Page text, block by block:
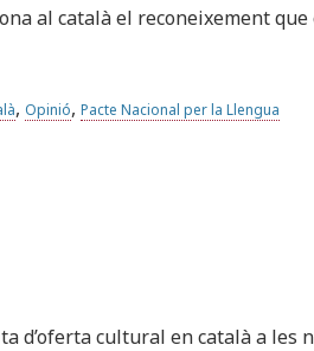
al català el reconeixement
, Opinió, Pacte Nacional per la Llengua
d’oferta cultural en català a